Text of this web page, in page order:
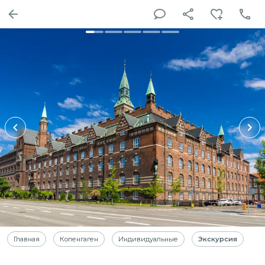
Главная Копенгаген Индивидуальные Экскурсия